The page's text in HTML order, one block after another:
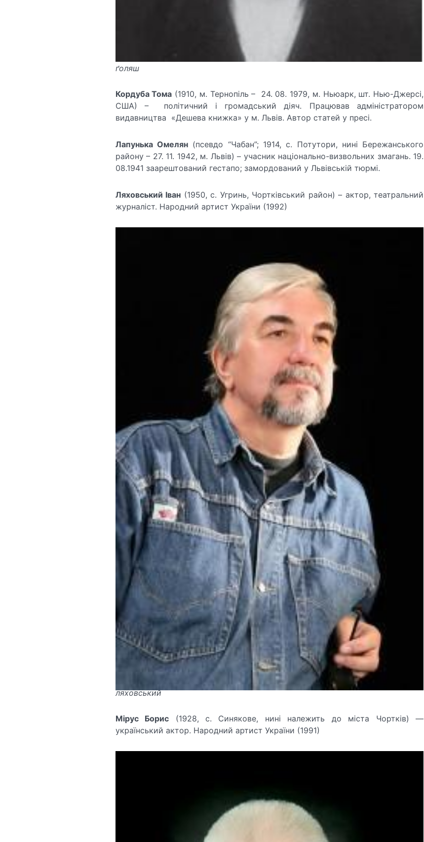
ґоляш
Кордуба Тома (1910, м. Тернопіль – 24. 08. 1979, м. Ньюарк, шт. Нью-Джерсі,
США) – політичний і громадський діяч. Працював адміністратором
видавництва «Дешева книжка» у м. Львів. Автор статей у пресі.
Лапунька Омелян(псевдо “Чабан”; 1914, с. Потутори, нині Бережанського
району – 27. 11. 1942, м. Львів) – учасник національно-визвольних змагань. 19.
08.1941 заарештований гестапо; замордований у Львівській тюрмі.
Ляховський Іван (1950, с. Угринь, Чортківський район) – актор, театральний
журналіст. Народний артист України (1992)
ляховський
Мірус Борис (1928, с. Синякове, нині належить до міста Чортків) —
український актор. Народний артист України (1991)